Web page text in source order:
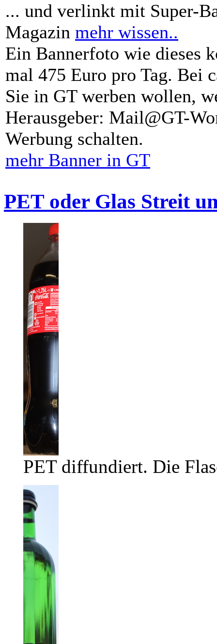
... und verlinkt mit Super-
Magazin mehr wissen..
Ein Bannerfoto wie dieses
mal 475 Euro pro Tag. Bei
Sie in GT werben wollen,
Herausgeber: Mail@GT-
Werbung schalten.
mehr Banner in GT
PET oder Glas Streit
PET diffundiert. Die